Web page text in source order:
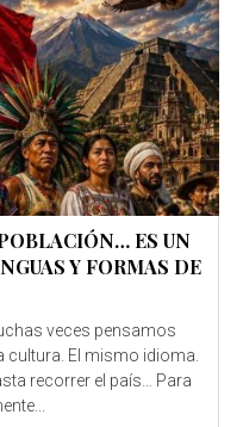
ES UN
Y FORMAS DE
idioma.